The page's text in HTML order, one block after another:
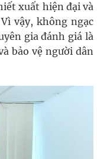
xuất hiện đại và
vậy, không ngạc
gia đánh giá là
bảo vệ người dân